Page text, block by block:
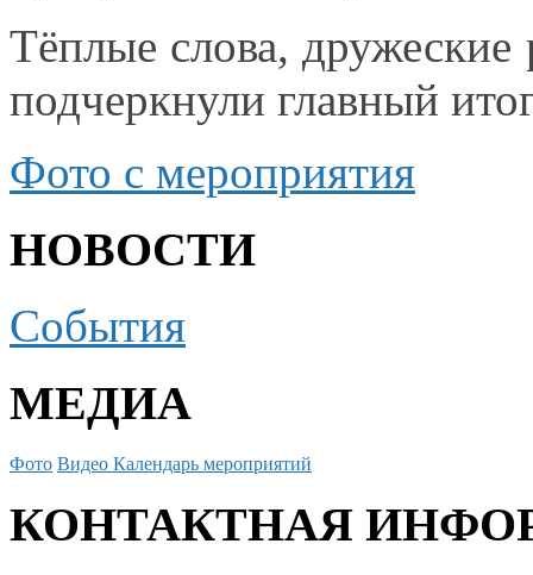
Тёплые слова, дружеские
подчеркнули главный
Фото с мероприятия
НОВОСТИ
События
МЕДИА
Фото Видео Календарь мероприятий
КОНТАКТНАЯ